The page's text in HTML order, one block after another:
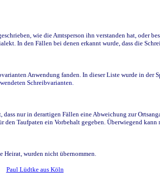
wie die Amtsperson ihn verstanden hat, oder
In den Fällen bei denen erkannt wurde, dass die
Anwendung fanden. In dieser Liste wurde in der
Schreibvarianten.
nur in derartigen Fällen eine Abweichung zur
Taufpaten ein Vorbehalt gegeben. Überwiegend kann
Heirat, wurden nicht übernommen.
Paul Lüdtke aus Köln